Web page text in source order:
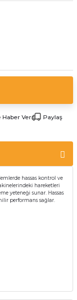
Haber Ver
Paylaş
hassas kontrol ve
hareketleri
yeteneği sunar. Hassas
performans sağlar.